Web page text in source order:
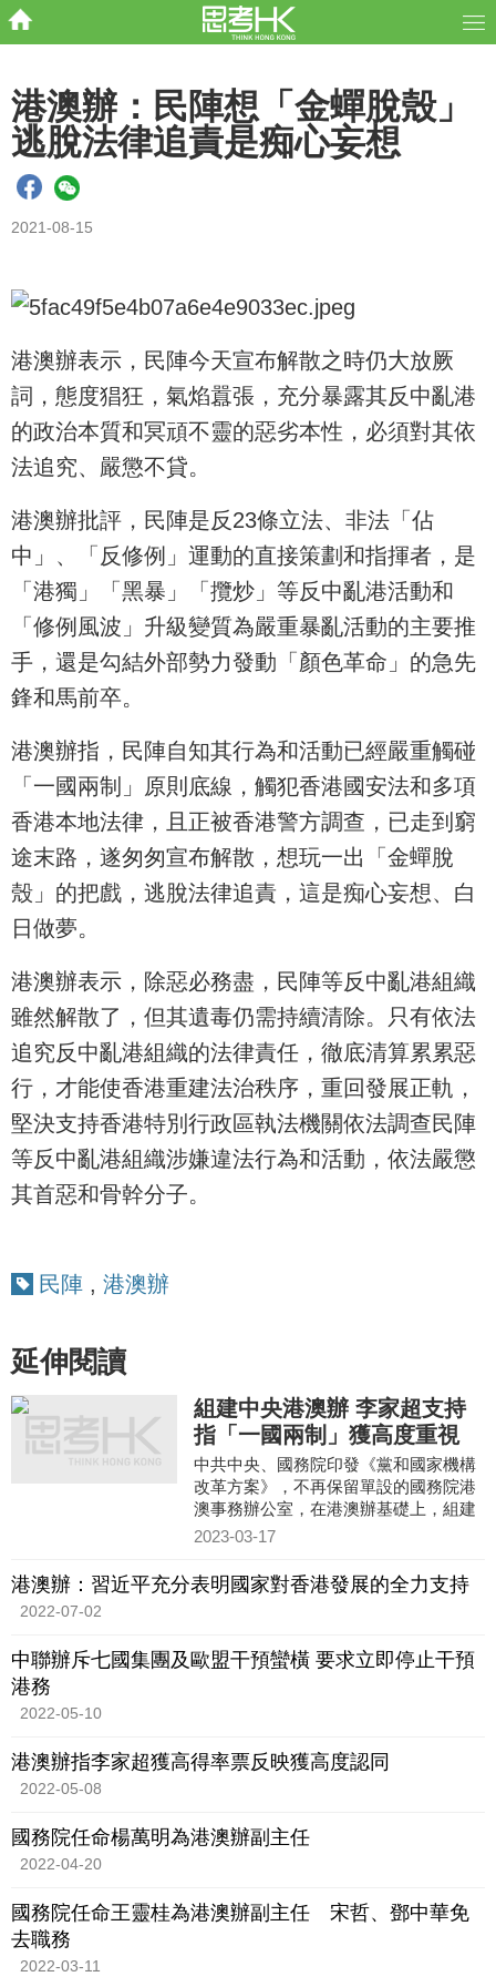
港澳辦：民陣想「金蟬脫殼」
逃脫法律追責是痴心妄想
2021-08-15
港澳辦表示，民陣今天宣布解散之時仍大放厥
詞，態度猖狂，氣焰囂張，充分暴露其反中亂港
的政治本質和冥頑不靈的惡劣本性，必須對其依
法追究、嚴懲不貸。
港澳辦批評，民陣是反23條立法、非法「佔
中」、「反修例」運動的直接策劃和指揮者，是
「港獨」「黑暴」「攬炒」等反中亂港活動和
「修例風波」升級變質為嚴重暴亂活動的主要推
手，還是勾結外部勢力發動「顏色革命」的急先
鋒和馬前卒。
港澳辦指，民陣自知其行為和活動已經嚴重觸碰
「一國兩制」原則底線，觸犯香港國安法和多項
香港本地法律，且正被香港警方調查，已走到窮
途末路，遂匆匆宣布解散，想玩一出「金蟬脫
殼」的把戲，逃脫法律追責，這是痴心妄想、白
日做夢。
港澳辦表示，除惡必務盡，民陣等反中亂港組織
雖然解散了，但其遺毒仍需持續清除。只有依法
追究反中亂港組織的法律責任，徹底清算累累惡
行，才能使香港重建法治秩序，重回發展正軌，
堅決支持香港特別行政區執法機關依法調查民陣
等反中亂港組織涉嫌違法行為和活動，依法嚴懲
其首惡和骨幹分子。
民陣 , 港澳辦
延伸閱讀
組建中央港澳辦 李家超支持
指「一國兩制」獲高度重視
中共中央、國務院印發《黨和國家機構
改革方案》，不再保留單設的國務院港
澳事務辦公室，在港澳辦基礎上，組建
中央港澳工作辦公室，作為黨中央辦事
2023-03-17
港澳辦：習近平充分表明國家對香港發展的全力支持
2022-07-02
中聯辦斥七國集團及歐盟干預蠻橫 要求立即停止干預
港務
2022-05-10
港澳辦指李家超獲高得率票反映獲高度認同
2022-05-08
國務院任命楊萬明為港澳辦副主任
2022-04-20
國務院任命王靈桂為港澳辦副主任 宋哲、鄧中華免
去職務
2022-03-11